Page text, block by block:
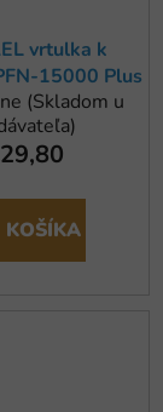
vrtulka k
15000 Plus
(Skladom u
KOŠÍKA